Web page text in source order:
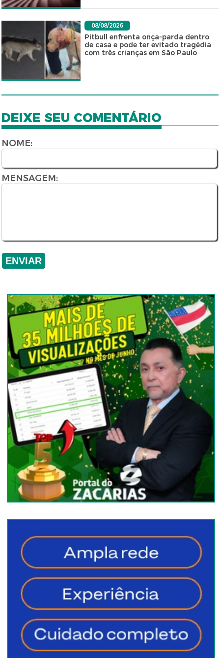
08/08/2026
Pitbull enfrenta onça-parda dentro
de casa e pode ter evitado tragédia
com três crianças em São Paulo
DEIXE SEU COMENTÁRIO
NOME:
MENSAGEM: